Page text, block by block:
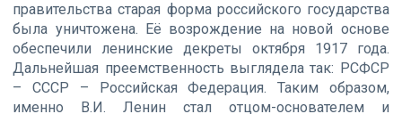
правительства старая форма российского государства
была уничтожена. Её возрождение на новой основе
обеспечили ленинские декреты октября 1917 года.
Дальнейшая преемственность выглядела так: РСФСР
– СССР – Российская Федерация. Таким образом,
именно В.И. Ленин стал отцом-основателем и